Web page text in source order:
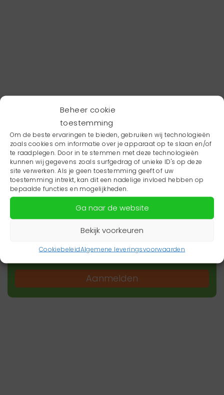
Beheer cookie
toestemming
Om de beste ervaringen te bieden, gebruiken wij technologieën
zoals cookies om informatie over je apparaat op te slaan en/of
te raadplegen. Door in te stemmen met deze technologieën
kunnen wij gegevens zoals surfgedrag of unieke ID's op deze
site verwerken. Als je geen toestemming geeft of uw
toestemming intrekt, kan dit een nadelige invloed hebben op
bepaalde functies en mogelijkheden.
Ga naar de website
Bekijk voorkeuren
CookiebeleidAlgemene leveringsvoorwaarden
Wil je niets missen?
Wil je op de hoogte blijven van het laatste
zorgnieuws in jouw regio? Schrijf je dan in voor
onze nieuwsbrief.
Aanmelden